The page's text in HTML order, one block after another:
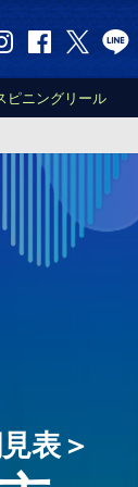
ピニングリール
表＞